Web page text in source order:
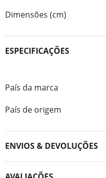
Dimensões (cm)
ESPECIFICAÇÕES
País da marca
País de origem
ENVIOS & DEVOLUÇÕES